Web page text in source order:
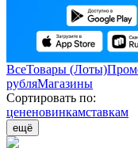
ВсеТовары (Лоты)
рубляМагазины
Сортировать по:
цененовинкамставкам
ещё